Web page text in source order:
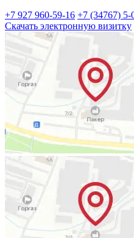
+7 927 960-59-16 +7 (34767) 5-
Скачать электронную визитку